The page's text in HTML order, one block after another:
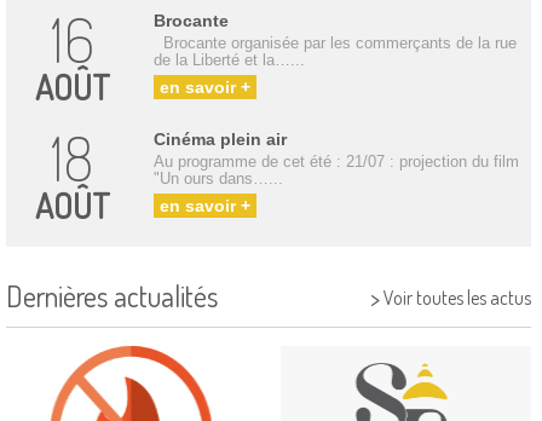
16
AOÛT
Brocante
Brocante organisée par les commerçants de la rue
de la Liberté et la…...
en savoir +
18
AOÛT
Cinéma plein air
Au programme de cet été : 21/07 : projection du film
"Un ours dans…...
en savoir +
Dernières actualités >Voir toutes les actus